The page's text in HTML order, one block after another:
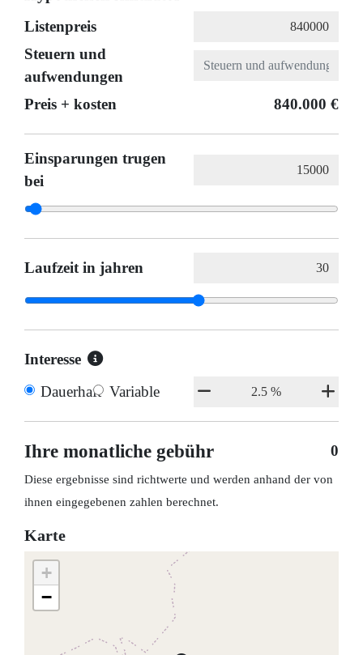
Listenpreis
Steuern und
aufwendungen
Preis + kosten
840.000 €
Einsparungen trugen
bei
Laufzeit in jahren
Interesse
Dauerhaft Variable
Ihre monatliche gebühr 0
Diese ergebnisse sind richtwerte und werden anhand der von
ihnen eingegebenen zahlen berechnet.
Karte
+
−